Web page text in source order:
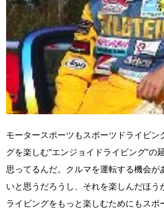
モータースポーツもスポーツドライビン
グを楽しむ"エンジョイドライビング"の
思ってるんだ。クルマを運転する機会が
いと思うだろうし、それを楽しんだほう
ライビングをもっと楽しむためにもスポ